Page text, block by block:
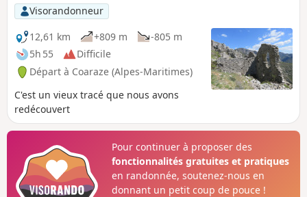
Visorandonneur
12,61 km
+809 m
-805 m
5h 55
Difficile
Départ à Coaraze (Alpes-Maritimes)
C'est un vieux tracé que nous avons
redécouvert
Pour continuer à proposer des
fonctionnalités gratuites et pratiques
en randonnée, soutenez-nous en
donnant un petit coup de pouce !